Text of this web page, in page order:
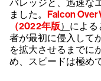
バレッジと、迅速な
ました。 Falcon
（2022年版） による
者が最初に侵入して
を拡大させるまでに
め、スピードは極め